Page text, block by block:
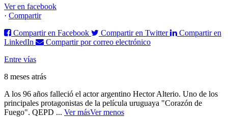
Ver en facebook
· Compartir
Compartir en Facebook
Compartir en Twitter
Compartir en
LinkedIn
Compartir por correo electrónico
Entre vías
8 meses atrás
A los 96 años falleció el actor argentino Hector Alterio. Uno de los
principales protagonistas de la película uruguaya "Corazón de
Fuego". QEPD ... Ver másVer menos